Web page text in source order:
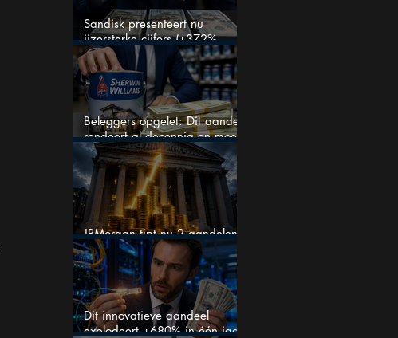
Sandisk presenteert nu
ijzersterke cijfers (+372%
omzetgroei), toch zakt het
aandeel weg
Beleggers opgelet: Dit aandeel
rendeert al decennia en moet
op je watchlist staan!
JPMorgan tipt nu 2 aandelen
voor augustus
Dit innovatieve aandeel
explodeert +680% in één jaar